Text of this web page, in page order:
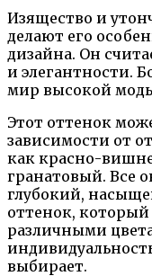
Изящество и
делают его
дизайна. Он
и элегантности.
мир высокой
Этот оттенок
зависимости от
как красно-
гранатовый. Все
глубокий,
оттенок, который
различными
выбирает.